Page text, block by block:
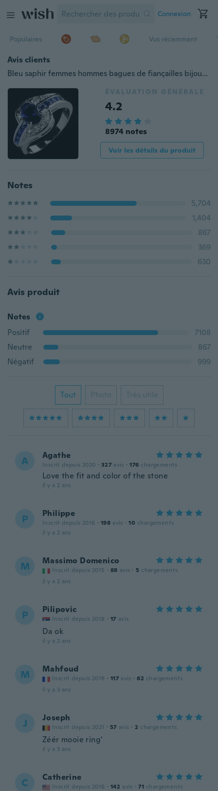
Connexion
Populaires Vus récemment
Avis clients
Bleu saphir femmes hommes bagues de fiançailles bijoux taille 7.8.9 10
ÉVALUATION GÉNÉRALE
4.2
8974 notes
Voir les détails du produit
Notes
5,704
1,404
867
369
630
Avis produit
Notes
Positif
7108
Neutre
867
Négatif
999
Tout Photo Très utile
A Agathe
Inscrit depuis 2020 · 327 avis · 176 chargements
Love the fit and color of the stone
il y a 2 ans
P Philippe
Inscrit depuis 2016 · 198 avis · 10 chargements
il y a 2 ans
M Massimo Domenico
Inscrit depuis 2015 · 88 avis · 5 chargements
il y a 2 ans
P Pilipovic
Inscrit depuis 2018 · 17 avis
Da ok
il y a 2 ans
M Mahfoud
Inscrit depuis 2019 · 117 avis · 62 chargements
il y a 3 ans
J Joseph
Inscrit depuis 2021 · 57 avis · 2 chargements
Zéér mooie ring'
il y a 3 ans
C Catherine
Inscrit depuis 2016 · 142 avis · 71 chargements